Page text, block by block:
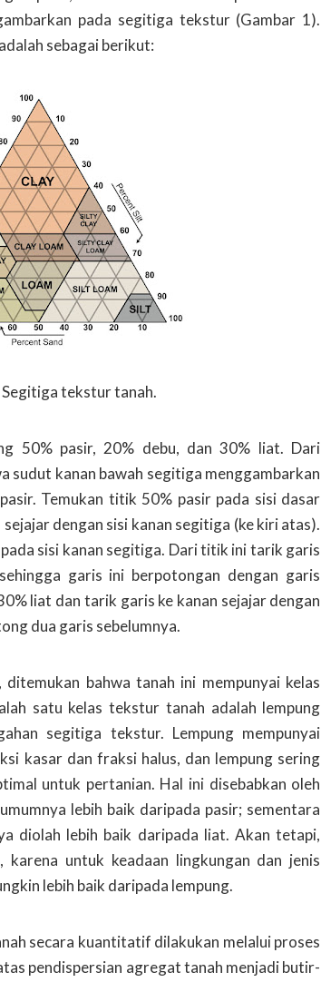
pada segitiga tekstur (Gambar 1).
sebagai berikut:
Segitiga tekstur tanah.
50% pasir, 20% debu, dan 30% liat. Dari
sudut kanan bawah segitiga menggambarkan
Temukan titik 50% pasir pada sisi dasar
dengan sisi kanan segitiga (ke kiri atas).
sisi kanan segitiga. Dari titik ini tarik garis
garis ini berpotongan dengan garis
liat dan tarik garis ke kanan sejajar dengan
dua garis sebelumnya.
bahwa tanah ini mempunyai kelas
satu kelas tekstur tanah adalah lempung
segitiga tekstur. Lempung mempunyai
kasar dan fraksi halus, dan lempung sering
untuk pertanian. Hal ini disebabkan oleh
lebih baik daripada pasir; sementara
diolah lebih baik daripada liat. Akan tetapi,
untuk keadaan lingkungan dan jenis
lebih baik daripada lempung.
secara kuantitatif dilakukan melalui proses
pendispersian agregat tanah menjadi butir-